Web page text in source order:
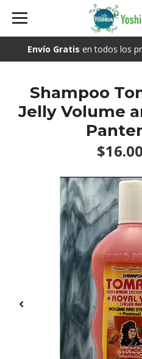
Envío Gratis en todos los
Shampoo
Jelly Volume